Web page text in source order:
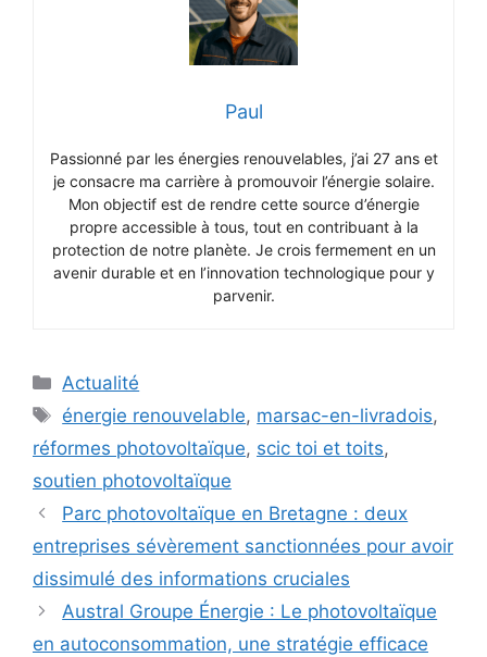
Paul
Passionné par les énergies renouvelables, j’ai 27 ans et
je consacre ma carrière à promouvoir l’énergie solaire.
Mon objectif est de rendre cette source d’énergie
propre accessible à tous, tout en contribuant à la
protection de notre planète. Je crois fermement en un
avenir durable et en l’innovation technologique pour y
parvenir.
Catégories
Actualité
Étiquettes
énergie renouvelable, marsac-en-livradois,
réformes photovoltaïque, scic toi et toits,
soutien photovoltaïque
Parc photovoltaïque en Bretagne : deux
entreprises sévèrement sanctionnées pour avoir
dissimulé des informations cruciales
Austral Groupe Énergie : Le photovoltaïque
en autoconsommation, une stratégie efficace